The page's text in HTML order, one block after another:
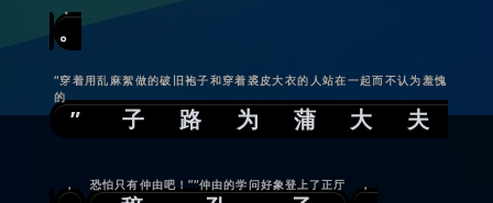
。
。
” 子路为蒲大夫
“穿着用乱麻絮做的破旧袍子和穿着裘皮大衣的人站在一起而不认为羞愧
的
， 恐怕只有仲由吧！”“仲由的学问好象登上了正厅 ，